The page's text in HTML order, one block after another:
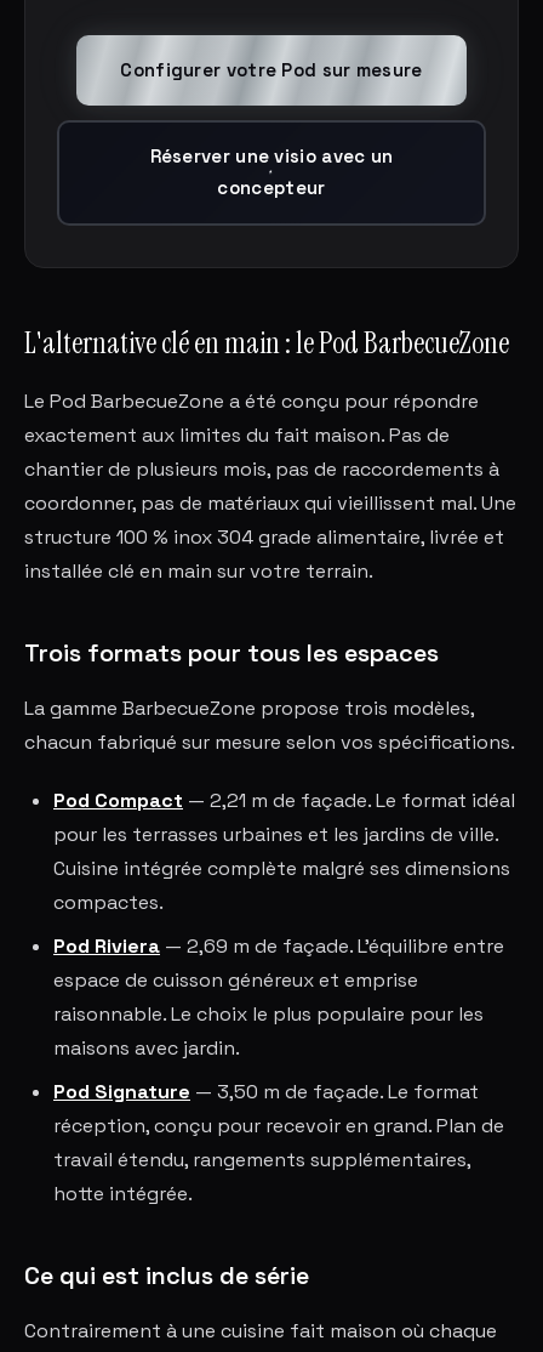
Configurer votre Pod sur mesure
Réserver une visio avec un
concepteur
L'alternative clé en main : le Pod BarbecueZone
Le Pod BarbecueZone a été conçu pour répondre
exactement aux limites du fait maison. Pas de
chantier de plusieurs mois, pas de raccordements à
coordonner, pas de matériaux qui vieillissent mal. Une
structure 100 % inox 304 grade alimentaire, livrée et
installée clé en main sur votre terrain.
Trois formats pour tous les espaces
La gamme BarbecueZone propose trois modèles,
chacun fabriqué sur mesure selon vos spécifications.
Pod Compact — 2,21 m de façade. Le format idéal
pour les terrasses urbaines et les jardins de ville.
Cuisine intégrée complète malgré ses dimensions
compactes.
Pod Riviera — 2,69 m de façade. L'équilibre entre
espace de cuisson généreux et emprise
raisonnable. Le choix le plus populaire pour les
maisons avec jardin.
Pod Signature — 3,50 m de façade. Le format
réception, conçu pour recevoir en grand. Plan de
travail étendu, rangements supplémentaires,
hotte intégrée.
Ce qui est inclus de série
Contrairement à une cuisine fait maison où chaque